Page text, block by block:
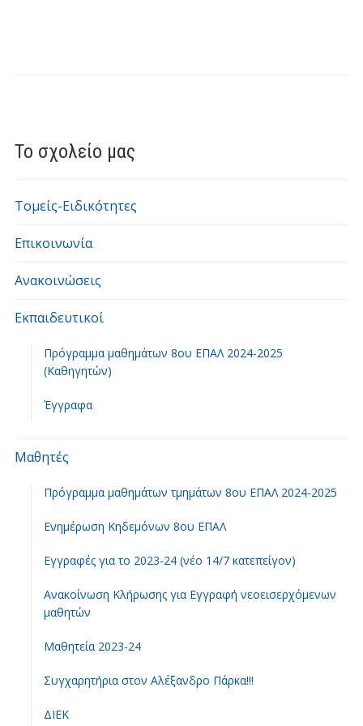
Το σχολείο μας
Τομείς-Ειδικότητες
Επικοινωνία
Ανακοινώσεις
Εκπαιδευτικοί
Πρόγραμμα μαθημάτων 8ου ΕΠΑΛ 2024-2025
(Καθηγητών)
Έγγραφα
Μαθητές
Πρόγραμμα μαθημάτων τμημάτων 8ου ΕΠΑΛ 2024-2025
Ενημέρωση Κηδεμόνων 8ου ΕΠΑΛ
Εγγραφές για το 2023-24 (νέο 14/7 κατεπείγον)
Ανακοίνωση Κλήρωσης για Εγγραφή νεοεισερχόμενων
μαθητών
Μαθητεία 2023-24
Συγχαρητήρια στον Αλέξανδρο Πάρκα!!!
ΔΙΕΚ